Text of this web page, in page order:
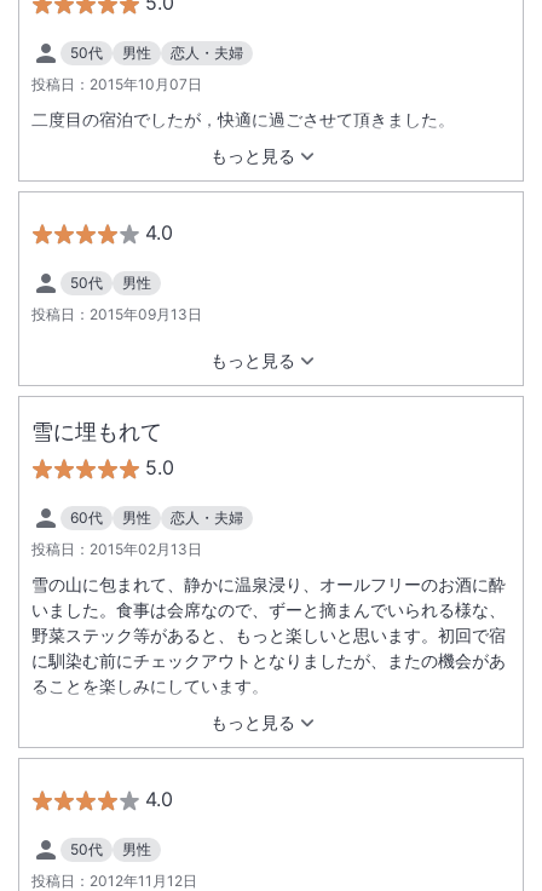
50代 男性
恋人・夫婦
投稿日： 2015年10月07日
もっと見る
二度目の宿泊でしたが，快適に過ごさせて頂きました。
4.0
50代
男性
投稿日： 2015年09月13日
もっと見る
雪に埋もれて
5.0
60代 男性
恋人・夫婦
投稿日： 2015年02月13日
もっと見る
雪の山に包まれて、静かに温泉浸り、オールフリーのお酒に酔
いました。食事は会席なので、ずーと摘まんでいられる様な、
野菜ステック等があると、もっと楽しいと思います。初回で宿
に馴染む前にチェックアウトとなりましたが、またの機会があ
ることを楽しみにしています。
4.0
50代
男性
投稿日： 2012年11月12日